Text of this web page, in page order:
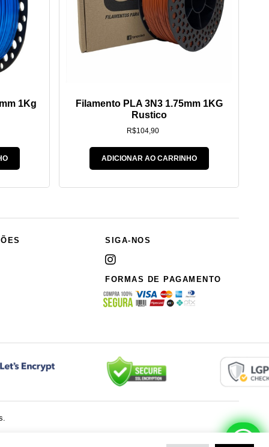
1Kg
Filamento PLA 3N3 1.75mm 1KG
Rustico
R$104,90
ADICIONAR AO CARRINHO
SIGA-NOS
FORMAS DE PAGAMENTO